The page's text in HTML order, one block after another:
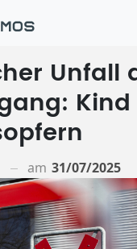
Unfall
am 31/07/2025